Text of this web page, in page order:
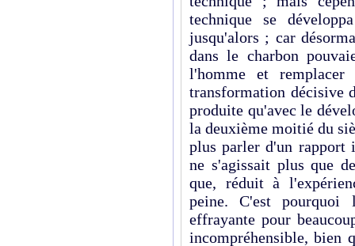
technique se
jusqu'alors ; car
dans le charbon
l'homme et
transformation décisive
produite qu'avec le
la deuxième moitié du
plus parler d'un rapport
ne s'agissait plus que
que, réduit à
peine. C'est pourquoi
effrayante pour
incompré­hensible, bien